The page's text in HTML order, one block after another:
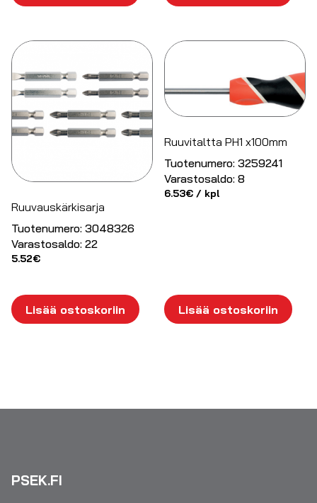
Ruuvauskärkisarja
Tuotenumero: 3048326
Varastosaldo: 22
5.52€
Lisää ostoskoriin
Ruuvitaltta PH1 x100mm
Tuotenumero: 3259241
Varastosaldo: 8
6.53€ / kpl
Lisää ostoskoriin
PSEK.FI